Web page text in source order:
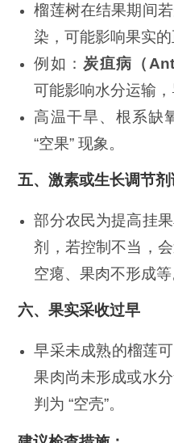
榴莲树在结果期间
染，可能影响果实的
例如：炭疽病（
可能影响水分运输，
高温干旱、根系缺
“空果” 现象。
五、激素或生长调节剂
部分农民为提高挂
剂，若控制不当，
空瘪、果肉不形成等
六、果实采收过早
早采未成熟的榴莲
果肉尚未形成或水
判为 “空壳”。